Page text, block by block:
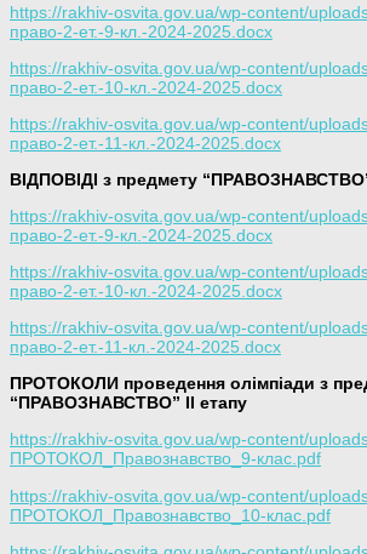
https://rakhiv-osvita.gov.ua/wp-content/
право-2-ет.-9-кл.-2024-2025.docx
https://rakhiv-osvita.gov.ua/wp-content/
право-2-ет.-10-кл.-2024-2025.docx
https://rakhiv-osvita.gov.ua/wp-content/
право-2-ет.-11-кл.-2024-2025.docx
ВІДПОВІДІ з предмету
https://rakhiv-osvita.gov.ua/wp-content/
право-2-ет.-9-кл.-2024-2025.docx
https://rakhiv-osvita.gov.ua/wp-content/
право-2-ет.-10-кл.-2024-2025.docx
https://rakhiv-osvita.gov.ua/wp-content/
право-2-ет.-11-кл.-2024-2025.docx
ПРОТОКОЛИ проведення олімпіади з
“ПРАВОЗНАВСТВО” ІІ етапу
https://rakhiv-osvita.gov.ua/wp-content/
ПРОТОКОЛ_Правознавство_9-клас.pdf
https://rakhiv-osvita.gov.ua/wp-content/
ПРОТОКОЛ_Правознавство_10-клас.pdf